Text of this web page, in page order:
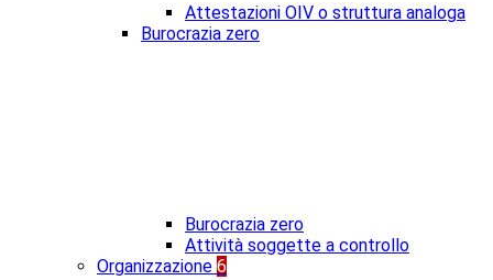
Attestazioni OIV o struttura analoga
Burocrazia zero
Burocrazia zero
Attività soggette a controllo
Organizzazione 6